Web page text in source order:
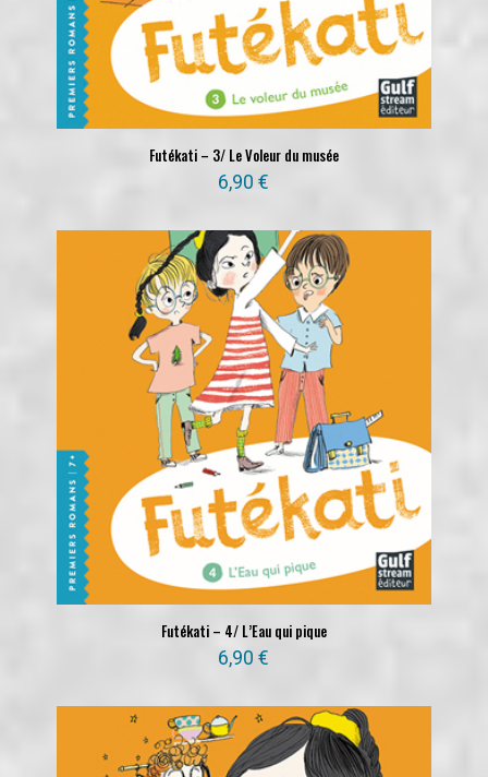
Futékati – 3/ Le Voleur du musée
6,90€
Futékati – 4/ L’Eau qui pique
6,90€